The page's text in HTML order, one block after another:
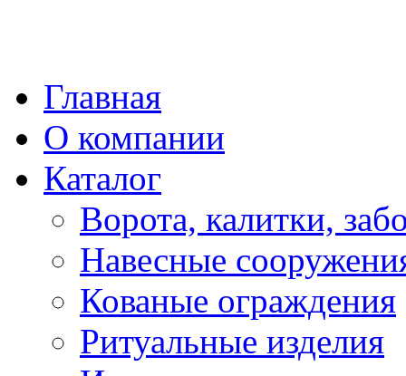
Главная
О компании
Каталог
Ворота, калитки,
Навесные
Кованые ограждения
Ритуальные изделия